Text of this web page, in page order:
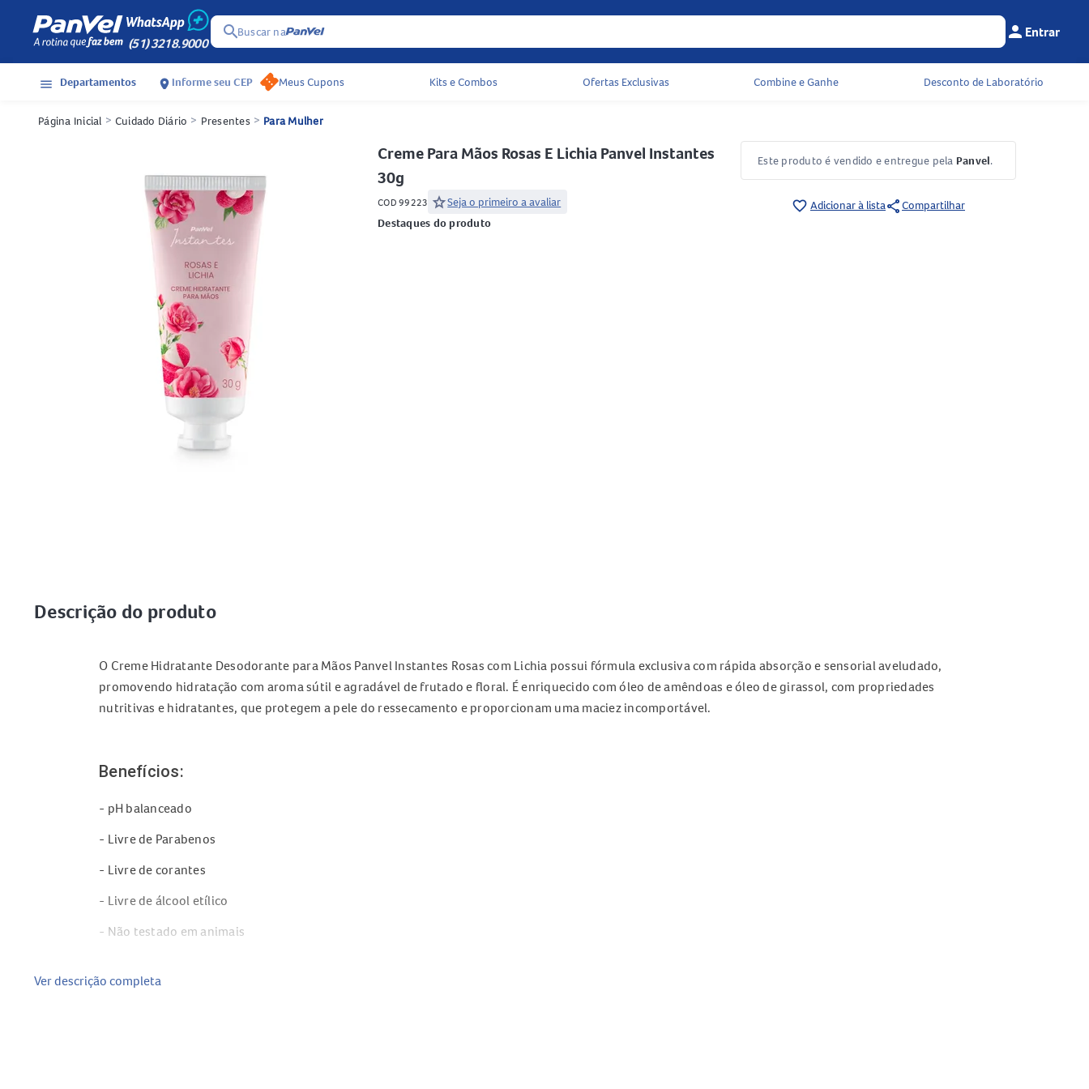
(51) 3218.9000
searchBuscar na Menu do
person Entrar
Acessos rápidos do cabeçalho
menu Departamentos location_on Informe seu CEP Meus Cupons Kits e Combos Ofertas Exclusivas Combine e Ganhe Desconto de Laboratório
Página Inicial > Cuidado Diário > Presentes > Para Mulher
Creme Para Mãos Rosas E Lichia Panvel Instantes
30g
COD 99223 starSeja o primeiro a avaliar
Destaques do produto
Este produto é vendido e entregue pela Panvel.
favorite_border Adicionar à listashareCompartilhar
Descrição do produto
O Creme Hidratante Desodorante para Mãos Panvel Instantes Rosas com Lichia possui fórmula exclusiva com rápida absorção e sensorial aveludado,
promovendo hidratação com aroma sútil e agradável de frutado e floral. É enriquecido com óleo de amêndoas e óleo de girassol, com propriedades
nutritivas e hidratantes, que protegem a pele do ressecamento e proporcionam uma maciez incomportável.
Benefícios:
- pH balanceado
- Livre de Parabenos
- Livre de corantes
- Livre de álcool etílico
- Não testado em animais
- Dermatologicamente Testado
Ver descrição completa